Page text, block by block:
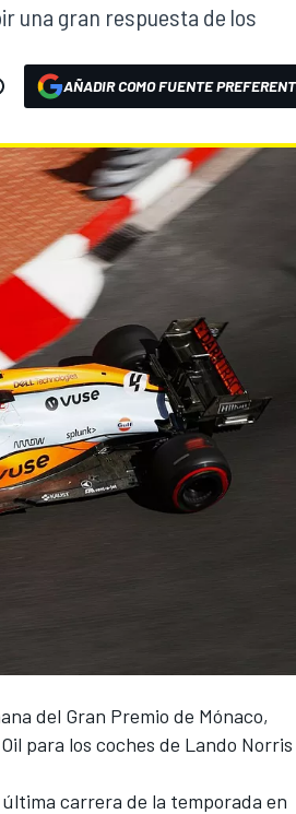
una gran respuesta de los
AÑADIR COMO FUENTE
del Gran Premio de Mónaco,
para los coches de Lando Norris
carrera de la temporada en